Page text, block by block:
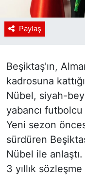
Paylaş
Beşiktaş'ın,
kadrosuna
Nübel, siyah-
yabancı
Yeni sezon
sürdüren
Nübel ile
3 yıllık sözleşme